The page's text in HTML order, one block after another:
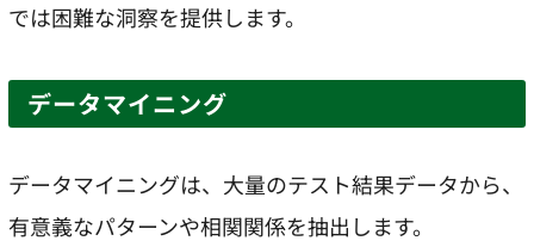
では困難な洞察を提供します。
データマイニング
データマイニングは、大量のテスト結果データから、
有意義なパターンや相関関係を抽出します。